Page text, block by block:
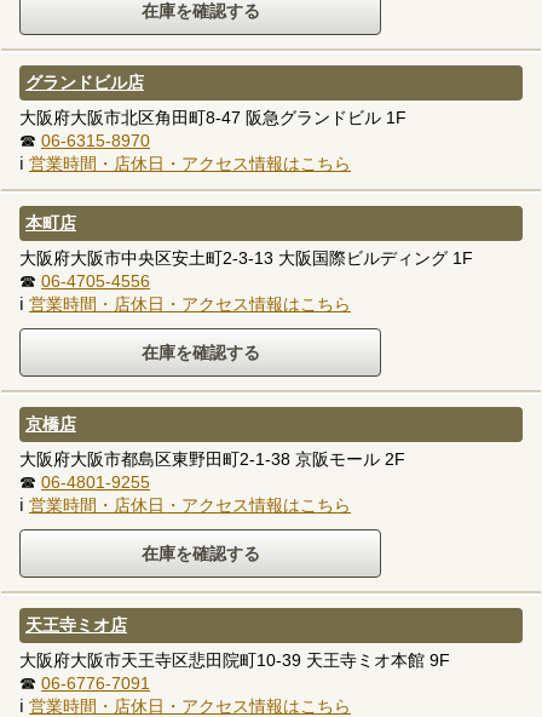
グランドビル店
大阪府大阪市北区角田町8-47 阪急グランドビル 1F
☎ 06-6315-8970
ℹ 営業時間・店休日・アクセス情報はこちら
本町店
大阪府大阪市中央区安土町2-3-13 大阪国際ビルディング 1F
☎ 06-4705-4556
ℹ 営業時間・店休日・アクセス情報はこちら
京橋店
大阪府大阪市都島区東野田町2-1-38 京阪モール 2F
☎ 06-4801-9255
ℹ 営業時間・店休日・アクセス情報はこちら
天王寺ミオ店
大阪府大阪市天王寺区悲田院町10-39 天王寺ミオ本館 9F
☎ 06-6776-7091
ℹ 営業時間・店休日・アクセス情報はこちら